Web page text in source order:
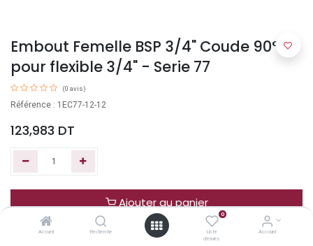
Accueil Recherche
0
Liste
d'envies
Account
Embout Femelle BSP 3/4" Coude 90°
pour flexible 3/4" - Serie 77
(0 avis)
Référence : 1EC77-12-12
123,983 DT
Ajouter au panier
Acheter maintenant